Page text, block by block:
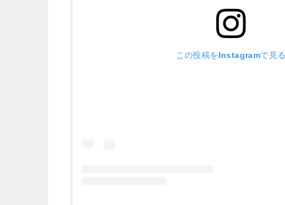
この投稿をInstagramで見る